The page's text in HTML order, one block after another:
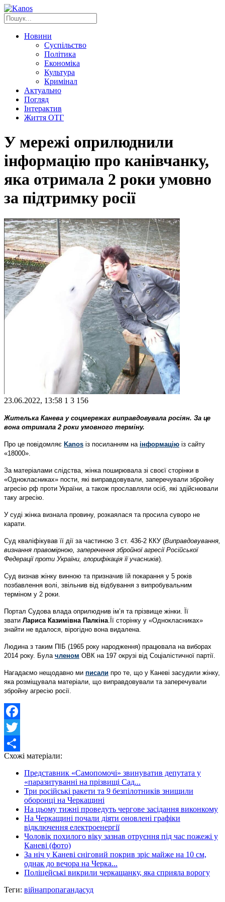
Новини
Суспільство
Політика
Економіка
Культура
Кримінал
Актуально
Погляд
Інтерактив
Життя ОТГ
У мережі оприлюднили
інформацію про канівчанку,
яка отримала 2 роки умовно
за підтримку росії
23.06.2022, 13:58 1 3 156
Жителька Канева у соцмережах виправдовувала росіян. За це
вона отримала 2 роки умовного терміну.
Про це повідомляє Kanos із посиланням на інформацію із сайту
«18000».
За матеріалами слідства, жінка поширювала зі своєї сторінки в
«Однокласниках» пости, які виправдовували, заперечували збройну
агресію рф проти України, а також прославляли осіб, які здійснювали
таку агресію.
У суді жінка визнала провину, розкаялася та просила суворо не
карати.
Суд кваліфікував її дії за частиною 3 ст. 436-2 ККУ (Виправдовування,
визнання правомірною, заперечення збройної агресії Російської
Федерації проти України, глорифікація її учасників).
Суд визнав жінку винною та призначив їй покарання у 5 років
позбавлення волі, звільнив від відбування з випробувальним
терміном у 2 роки.
Портал Судова влада оприлюднив ім’я та прізвище жінки. Її
звати Лариса Казимівна Палкіна .Її сторінку у «Однокласниках»
знайти не вдалося, вірогідно вона видалена.
Людина з таким ПІБ (1965 року народження) працювала на виборах
2014 року. Була членом ОВК на 197 окрузі від Соціалістичної партії.
Нагадаємо нещодавно ми писали про те, що у Каневі засудили жінку,
яка розміщувала матеріали, що виправдовували та заперечували
збройну агресію росії.
Facebook
Twitter
Share
Схожі матеріали:
Представник «Самопомочі» звинуватив депутата у
«паразитуванні на прізвищі Сад...
Три російські ракети та 9 безпілотників знищили
оборонці на Черкащині
На цьому тижні проведуть чергове засідання виконкому
На Черкащині почали діяти оновлені графіки
відключення електроенергії
Чоловік похилого віку зазнав отруєння під час пожежі у
Каневі (фото)
За ніч у Каневі сніговий покрив зріс майже на 10 см,
однак до вечора на Черка...
Поліцейські викрили черкащанку, яка сприяла ворогу
Теги: війнапропагандасуд